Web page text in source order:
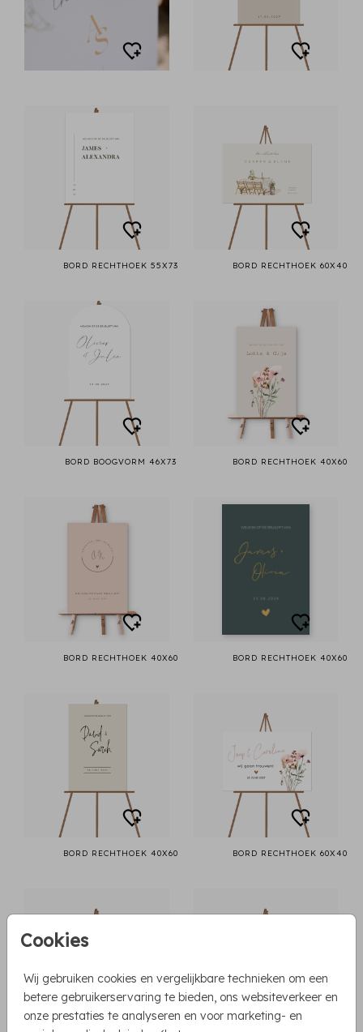
Cookies
Wij gebruiken cookies en vergelijkbare technieken om een
betere gebruikerservaring te bieden, ons websiteverkeer en
onze prestaties te analyseren en voor marketing- en
BORD RECHTHOEK 55X73 BORD RECHTHOEK 60X40
BORD BOOGVORM 46X73 BORD RECHTHOEK 40X60
BORD RECHTHOEK 40X60 BORD RECHTHOEK 40X60
BORD RECHTHOEK 40X60 BORD RECHTHOEK 60X40